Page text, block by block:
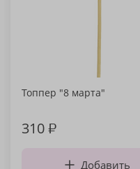
Топпер "8 марта"
310₽
Добавить